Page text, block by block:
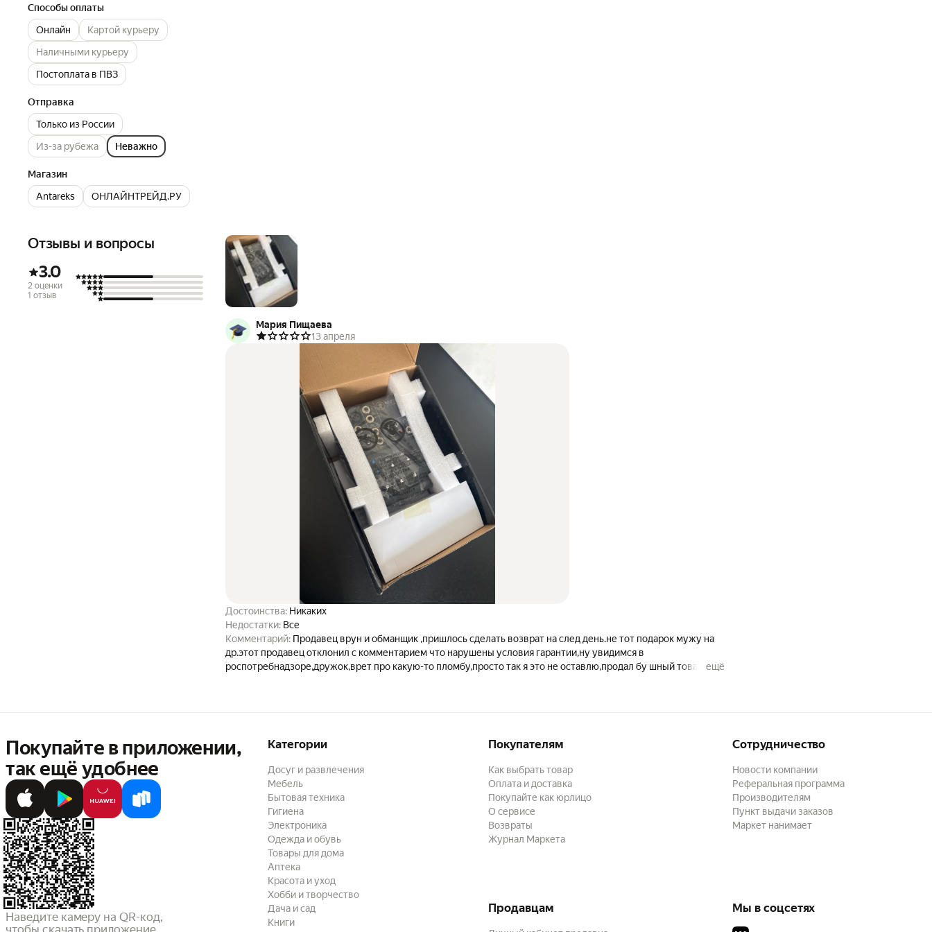
Способы оплаты
Онлайн
Картой курьеру
Наличными курьеру
Постоплата в ПВЗ
Отправка
Только из России
Из-за рубежа
Неважно
Магазин
Antareks
ОНЛАЙНТРЕЙД.РУ
Отзывы и вопросы
3.0
2 оценки
1 отзыв
Мария Пищаева
13 апреля
Достоинства: Никаких
Недостатки: Все
Комментарий: Продавец врун и обманщик ,пришлось сделать возврат на след день.не тот подарок мужу на
др.этот продавец отклонил с комментарием что нарушены условия гарантии,ну увидимся в
роспотребнадзоре,дружок,врет про какую-то пломбу,просто так я это не оставлю,продал бу шный товар
ещё
Покупайте в приложении,
так ещё удобнее
Наведите камеру на QR-код,
чтобы скачать приложение
Категории
Досуг и развлечения
Мебель
Бытовая техника
Гигиена
Электроника
Одежда и обувь
Товары для дома
Аптека
Красота и уход
Хобби и творчество
Дача и сад
Книги
Покупателям
Как выбрать товар
Оплата и доставка
Покупайте как юрлицо
О сервисе
Возвраты
Журнал Маркета
Сотрудничество
Новости компании
Реферальная программа
Производителям
Пункт выдачи заказов
Маркет нанимает
Продавцам Мы в соцсетях